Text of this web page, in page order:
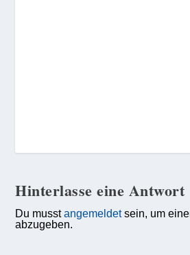
Hinterlasse eine Antwort
Du musstangemeldetsein, um
abzugeben.